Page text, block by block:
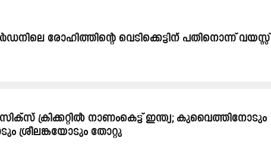
രോഹിത്തിന്‍റെ വെടിക്കെട്ടിന് പതിനൊന്ന് വയസ്സ്
ക്രിക്കറ്റിൽ നാണംകെട്ട് ഇന്ത്യ; കുവൈത്തിനോടും
ശ്രീലങ്കയോടും തോറ്റു